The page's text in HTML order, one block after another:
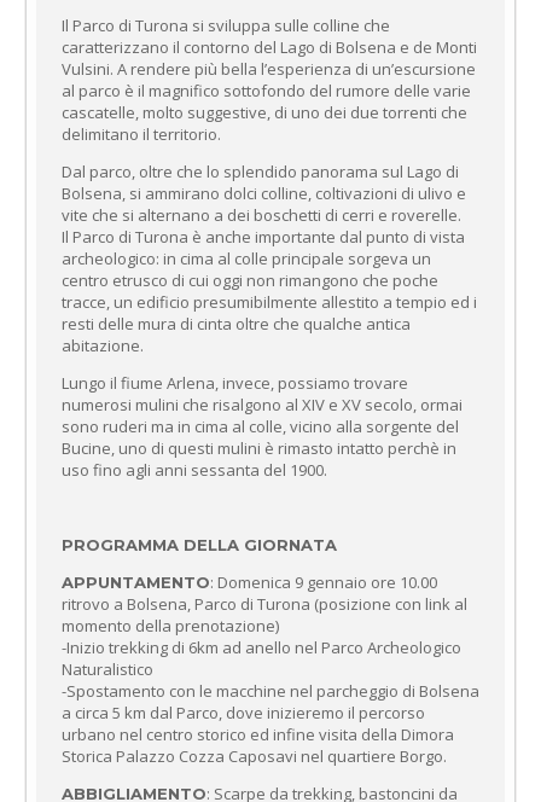
Il Parco di Turona si sviluppa sulle colline che
caratterizzano il contorno del Lago di Bolsena e de Monti
Vulsini. A rendere più bella l’esperienza di un’escursione
al parco è il magnifico sottofondo del rumore delle varie
cascatelle, molto suggestive, di uno dei due torrenti che
delimitano il territorio.
Dal parco, oltre che lo splendido panorama sul Lago di
Bolsena, si ammirano dolci colline, coltivazioni di ulivo e
vite che si alternano a dei boschetti di cerri e roverelle.
Il Parco di Turona è anche importante dal punto di vista
archeologico: in cima al colle principale sorgeva un
centro etrusco di cui oggi non rimangono che poche
tracce, un edificio presumibilmente allestito a tempio ed i
resti delle mura di cinta oltre che qualche antica
abitazione.
Lungo il fiume Arlena, invece, possiamo trovare
numerosi mulini che risalgono al XIV e XV secolo, ormai
sono ruderi ma in cima al colle, vicino alla sorgente del
Bucine, uno di questi mulini è rimasto intatto perchè in
uso fino agli anni sessanta del 1900.
PROGRAMMA DELLA GIORNATA
APPUNTAMENTO: Domenica 9 gennaio ore 10.00
ritrovo a Bolsena, Parco di Turona (posizione con link al
momento della prenotazione)
-Inizio trekking di 6km ad anello nel Parco Archeologico
Naturalistico
-Spostamento con le macchine nel parcheggio di Bolsena
a circa 5 km dal Parco, dove inizieremo il percorso
urbano nel centro storico ed infine visita della Dimora
Storica Palazzo Cozza Caposavi nel quartiere Borgo.
ABBIGLIAMENTO: Scarpe da trekking, bastoncini da